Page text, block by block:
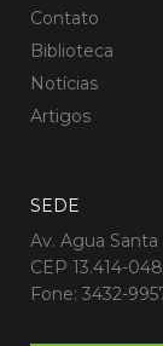
Contato
Biblioteca
Notícias
Artigos
SEDE
Av. Agua Santa
CEP 13.414-
Fone: 3432-